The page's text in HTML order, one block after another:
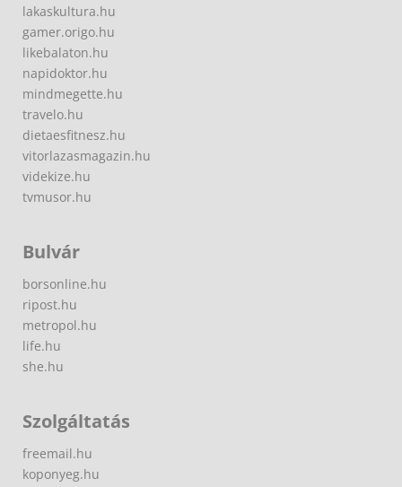
lakaskultura.hu
gamer.origo.hu
likebalaton.hu
napidoktor.hu
mindmegette.hu
travelo.hu
dietaesfitnesz.hu
vitorlazasmagazin.hu
videkize.hu
tvmusor.hu
Bulvár
borsonline.hu
ripost.hu
metropol.hu
life.hu
she.hu
Szolgáltatás
freemail.hu
koponyeg.hu